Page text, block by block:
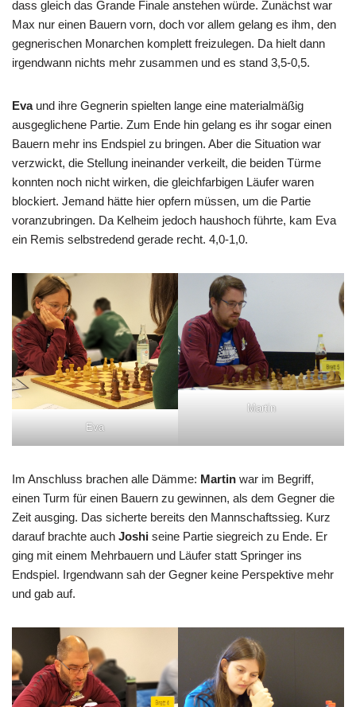
dass gleich das Grande Finale anstehen würde. Zunächst war
Max nur einen Bauern vorn, doch vor allem gelang es ihm, den
gegnerischen Monarchen komplett freizulegen. Da hielt dann
irgendwann nichts mehr zusammen und es stand 3,5-0,5.
Eva und ihre Gegnerin spielten lange eine materialmäßig
ausgeglichene Partie. Zum Ende hin gelang es ihr sogar einen
Bauern mehr ins Endspiel zu bringen. Aber die Situation war
verzwickt, die Stellung ineinander verkeilt, die beiden Türme
konnten noch nicht wirken, die gleichfarbigen Läufer waren
blockiert. Jemand hätte hier opfern müssen, um die Partie
voranzubringen. Da Kelheim jedoch haushoch führte, kam Eva
ein Remis selbstredend gerade recht. 4,0-1,0.
Eva
Martin
Im Anschluss brachen alle Dämme: Martin war im Begriff,
einen Turm für einen Bauern zu gewinnen, als dem Gegner die
Zeit ausging. Das sicherte bereits den Mannschaftssieg. Kurz
darauf brachte auch Joshi seine Partie siegreich zu Ende. Er
ging mit einem Mehrbauern und Läufer statt Springer ins
Endspiel. Irgendwann sah der Gegner keine Perspektive mehr
und gab auf.